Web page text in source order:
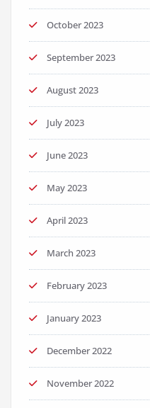
October 2023
September 2023
August 2023
July 2023
June 2023
May 2023
April 2023
March 2023
February 2023
January 2023
December 2022
November 2022